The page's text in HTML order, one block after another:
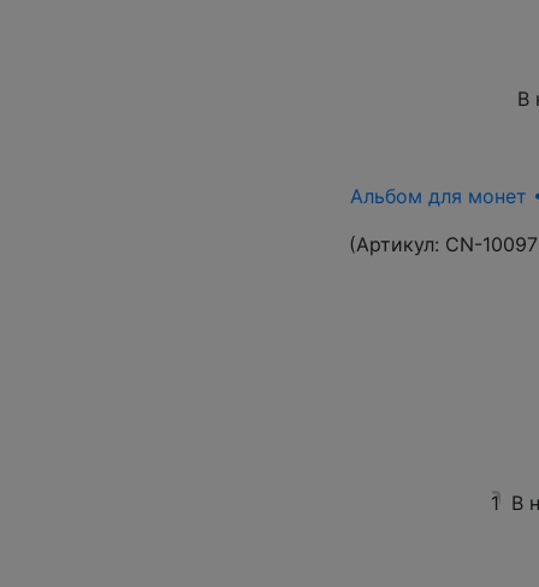
В
Альбом для монет
(Артикул: CN-
1 В